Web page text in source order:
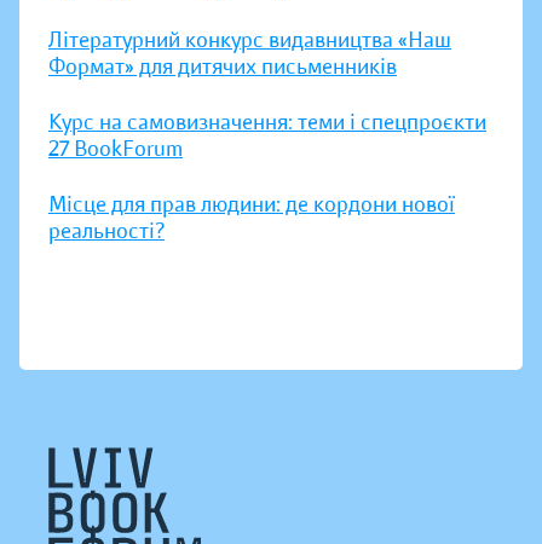
Літературний конкурс видавництва «Наш
Формат» для дитячих письменників
Курс на самовизначення: теми і спецпроєкти
27 BookForum
Місце для прав людини: де кордони нової
реальності?